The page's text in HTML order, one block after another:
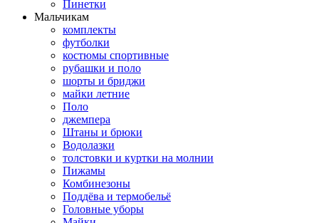
Пинетки
Мальчикам
комплекты
футболки
костюмы спортивные
рубашки и поло
шорты и бриджи
майки летние
Поло
джемпера
Штаны и брюки
Водолазки
толстовки и куртки на молнии
Пижамы
Комбинезоны
Поддёва и термобельё
Головные уборы